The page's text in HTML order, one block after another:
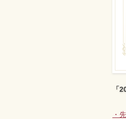
「
・